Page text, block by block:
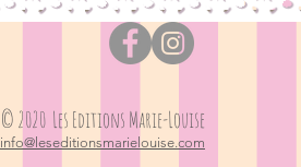
© 2020 Les Editions Marie-Louise
info@leseditionsmarielouise.com